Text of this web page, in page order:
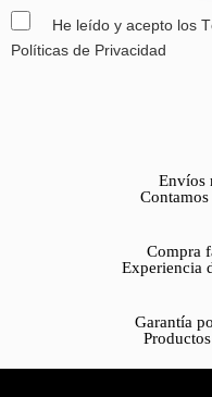
He leído y acepto los
Políticas de Privacidad
Envíos
Compra
Experiencia
Garantía